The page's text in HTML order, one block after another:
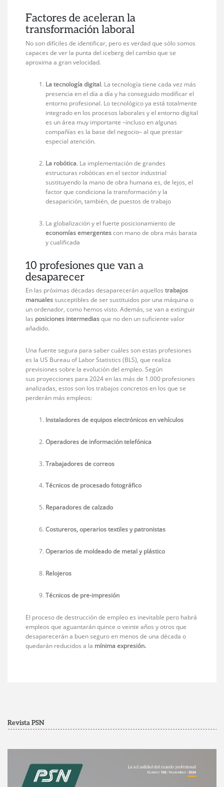
Factores de aceleran la
transformación laboral
No son difíciles de identificar, pero es verdad que sólo somos
capaces de ver la punta del iceberg del cambio que se
aproxima a gran velocidad.
La tecnología digital. La tecnología tiene cada vez más
presencia en el día a día y ha conseguido modificar el
entorno profesional. Lo tecnológico ya está totalmente
integrado en los procesos laborales y el entorno digital
es un área muy importante –incluso en algunas
compañías es la base del negocio– al que prestar
especial atención.
La robótica. La implementación de grandes
estructuras robóticas en el sector industrial
sustituyendo la mano de obra humana es, de lejos, el
factor que condiciona la transformación y la
desaparición, también, de puestos de trabajo
La globalización y el fuerte posicionamiento de
economías emergentescon mano de obra más barata
y cualificada
10 profesiones que van a
desaparecer
En las próximas décadas desaparecerán aquellostrabajos
manualessusceptibles de ser sustituidos por una máquina o
un ordenador, como hemos visto. Además, se van a extinguir
las posiciones intermediasque no den un suficiente valor
añadido.
Una fuente segura para saber cuáles son estas profesiones
es la US Bureau of Labor Statistics (BLS), que realiza
previsiones sobre la evolución del empleo. Según
sus proyecciones para 2024 en las más de 1.000 profesiones
analizadas, estos son los trabajos concretos en los que se
perderán más empleos:
Instaladores de equipos electrónicos en vehículos
Operadores de información telefónica
Trabajadores de correos
Técnicos de procesado fotográfico
Reparadores de calzado
Costureros, operarios textiles y patronistas
Operarios de moldeado de metal y plástico
Relojeros
Técnicos de pre-impresión
El proceso de destrucción de empleo es inevitable pero habrá
empleos que aguantarán quince o veinte años y otros que
desaparecerán a buen seguro en menos de una década o
quedarán reducidos a la mínima expresión.
Revista PSN